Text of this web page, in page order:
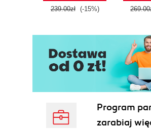
239.00zł (-15%)
Program
zarabiaj